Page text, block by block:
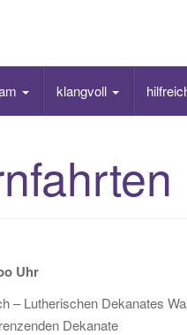
klangvoll
Uhr
– Lutherischen Dekanates
Dekanate